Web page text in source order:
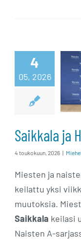
4
05, 2026
Saikkala ja
4 toukokuun, 2026 |
Miesten ja
keilattu yksi
muutoksia.
Saikkala keilasi
Naisten A-